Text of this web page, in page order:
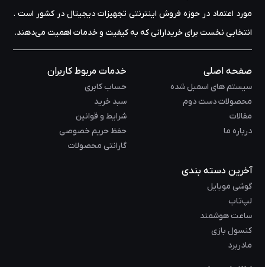
مورد اعتماد در حوزه‌ فروش اینترنتی تجهیزات دیجیتال در کشور است .
انتخابی نخست برای خریدارانی که به کیفیت و خدمات اهمیت می‌دهند.
صفحه اصلی
سیستم های اسمبل شده
محصولات دست دوم
مقالات
درباره ما
خدمات مربوط کاربران
حساب کابری
سبد خرید
شرایط و قوانین
حفظ حریم خصوصی
گارانتی محصولات
آخرین دسته بندی
گوشی موبایل
لپ‌تاب
ساعت هوشمند
کنسول بازی
مادربرد